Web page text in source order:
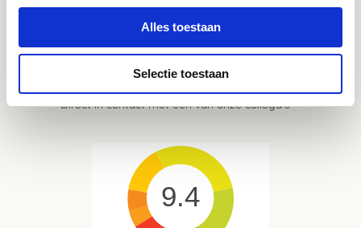
Alles toestaan
Selectie toestaan
Wij reageren binnen 1 werkdag op jouw gestelde
Direct in contact met één van onze collega's
9.4